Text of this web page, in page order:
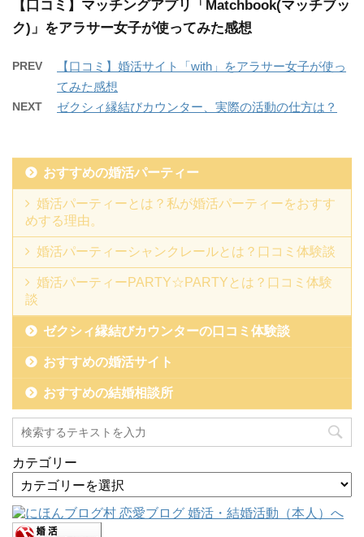
【口コミ】マッチングアプリ「Matchbook(マッチブッ
ク)」をアラサー女子が使ってみた感想
PREV
【口コミ】婚活サイト「with」をアラサー女子が使っ
てみた感想
NEXT ゼクシィ縁結びカウンター、実際の活動の仕方は？
おすすめの婚活パーティー
婚活パーティーとは？私が婚活パーティーをおすす
めする理由。
婚活パーティーシャンクレールとは？口コミ体験談
婚活パーティーPARTY☆PARTYとは？口コミ体験
談
ゼクシィ縁結びカウンターの口コミ体験談
おすすめの婚活サイト
おすすめの結婚相談所
カテゴリー